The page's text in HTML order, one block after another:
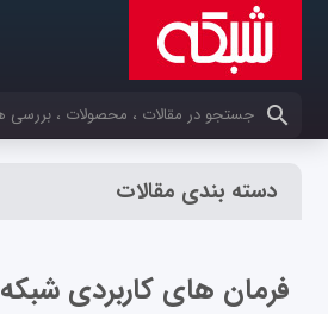
کلمات کلیدی خود را وارد کنید
دسته بندی مقالات
فرمان های کاربردی شبکه